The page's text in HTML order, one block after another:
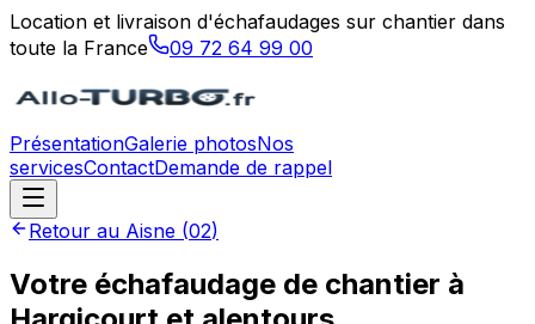
Location et livraison d'échafaudages sur chantier dans
toute la France
09 72 64 99 00
PrésentationGalerie photosNos
servicesContactDemande de rappel
Retour au Aisne (02)
Votre échafaudage de chantier à